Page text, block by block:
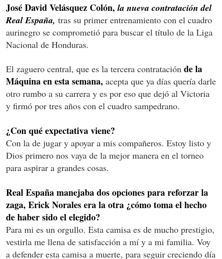
José David Velásquez Colón, la nueva contratación del
Real España, tras su primer entrenamiento con el cuadro
aurinegro se comprometió para buscar el título de la Liga
Nacional de Honduras.
El zaguero central, que es la tercera contratación de la
Máquina en esta semana, acepta que ya días quería darle
otro rumbo a su carrera y es por eso que dejó al Victoria
y firmó por tres años con el cuadro sampedrano.
¿Con qué expectativa viene?
Con la de jugar y apoyar a mis compañeros. Estoy listo y
Dios primero nos vaya de la mejor manera en el torneo
para aspirar a grandes cosas.
Real España manejaba dos opciones para reforzar la
zaga, Erick Norales era la otra ¿cómo toma el hecho
de haber sido el elegido?
Para mi es un orgullo. Esta camisa es de mucho prestigio,
vestirla me llena de satisfacción a mí y a mi familia. Voy
a defender esta camisa a muerte, para seguir creciendo día